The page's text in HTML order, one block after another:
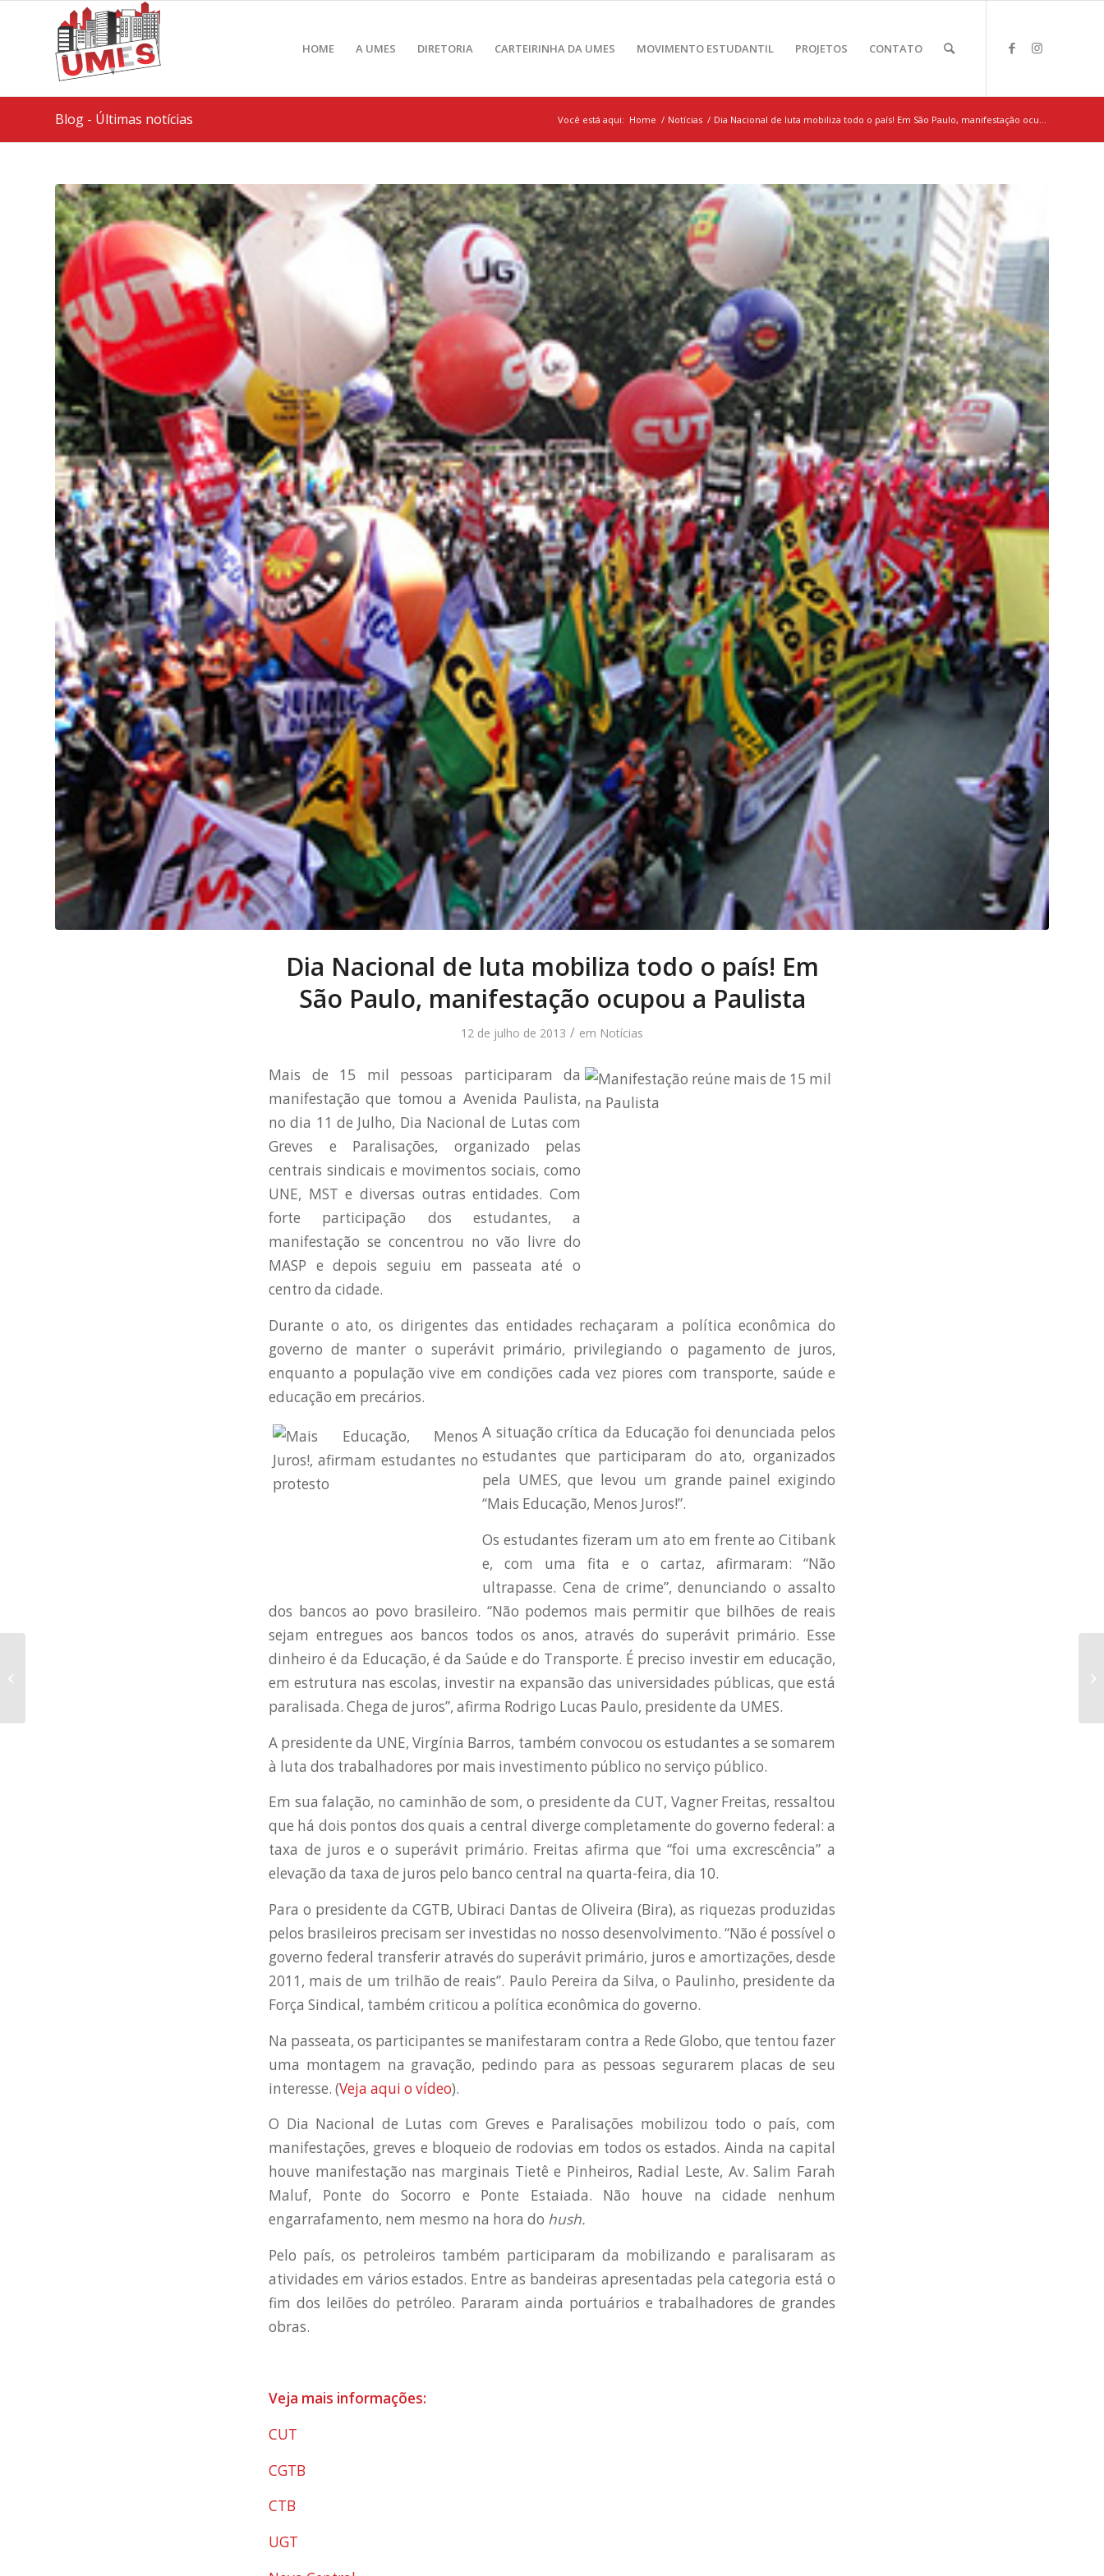
HOME A UMES DIRETORIA CARTEIRINHA DA UMES MOVIMENTO ESTUDANTIL PROJETOS CONTATO
Blog - Últimas notícias Você está aqui: Home / Notícias / Dia Nacional de luta mobiliza todo o país! Em São Paulo, manifestação ocu...
Dia Nacional de luta mobiliza todo o país! Em
São Paulo, manifestação ocupou a Paulista
12 de julho de 2013 / em Notícias
Mais de 15 mil pessoas participaram da
manifestação que tomou a Avenida Paulista,
no dia 11 de Julho, Dia Nacional de Lutas com
Greves e Paralisações, organizado pelas
centrais sindicais e movimentos sociais, como
UNE, MST e diversas outras entidades. Com
forte participação dos estudantes, a
manifestação se concentrou no vão livre do
MASP e depois seguiu em passeata até o
centro da cidade.
Durante o ato, os dirigentes das entidades rechaçaram a política econômica do
governo de manter o superávit primário, privilegiando o pagamento de juros,
enquanto a população vive em condições cada vez piores com transporte, saúde e
educação em precários.
A situação crítica da Educação foi denunciada pelos
estudantes que participaram do ato, organizados
pela UMES, que levou um grande painel exigindo
“Mais Educação, Menos Juros!”.
Os estudantes fizeram um ato em frente ao Citibank
e, com uma fita e o cartaz, afirmaram: “Não
ultrapasse. Cena de crime”, denunciando o assalto
dos bancos ao povo brasileiro. “Não podemos mais permitir que bilhões de reais
sejam entregues aos bancos todos os anos, através do superávit primário. Esse
dinheiro é da Educação, é da Saúde e do Transporte. É preciso investir em educação,
em estrutura nas escolas, investir na expansão das universidades públicas, que está
paralisada. Chega de juros”, afirma Rodrigo Lucas Paulo, presidente da UMES.
A presidente da UNE, Virgínia Barros, também convocou os estudantes a se somarem
à luta dos trabalhadores por mais investimento público no serviço público.
Em sua falação, no caminhão de som, o presidente da CUT, Vagner Freitas, ressaltou
que há dois pontos dos quais a central diverge completamente do governo federal: a
taxa de juros e o superávit primário. Freitas afirma que “foi uma excrescência” a
elevação da taxa de juros pelo banco central na quarta-feira, dia 10.
Para o presidente da CGTB, Ubiraci Dantas de Oliveira (Bira), as riquezas produzidas
pelos brasileiros precisam ser investidas no nosso desenvolvimento. “Não é possível o
governo federal transferir através do superávit primário, juros e amortizações, desde
2011, mais de um trilhão de reais”. Paulo Pereira da Silva, o Paulinho, presidente da
Força Sindical, também criticou a política econômica do governo.
Na passeata, os participantes se manifestaram contra a Rede Globo, que tentou fazer
uma montagem na gravação, pedindo para as pessoas segurarem placas de seu
interesse. (Veja aqui o vídeo).
O Dia Nacional de Lutas com Greves e Paralisações mobilizou todo o país, com
manifestações, greves e bloqueio de rodovias em todos os estados. Ainda na capital
houve manifestação nas marginais Tietê e Pinheiros, Radial Leste, Av. Salim Farah
Maluf, Ponte do Socorro e Ponte Estaiada. Não houve na cidade nenhum
engarrafamento, nem mesmo na hora do hush.
Pelo país, os petroleiros também participaram da mobilizando e paralisaram as
atividades em vários estados. Entre as bandeiras apresentadas pela categoria está o
fim dos leilões do petróleo. Pararam ainda portuários e trabalhadores de grandes
obras.
Veja mais informações:
CUT
CGTB
CTB
UGT
e